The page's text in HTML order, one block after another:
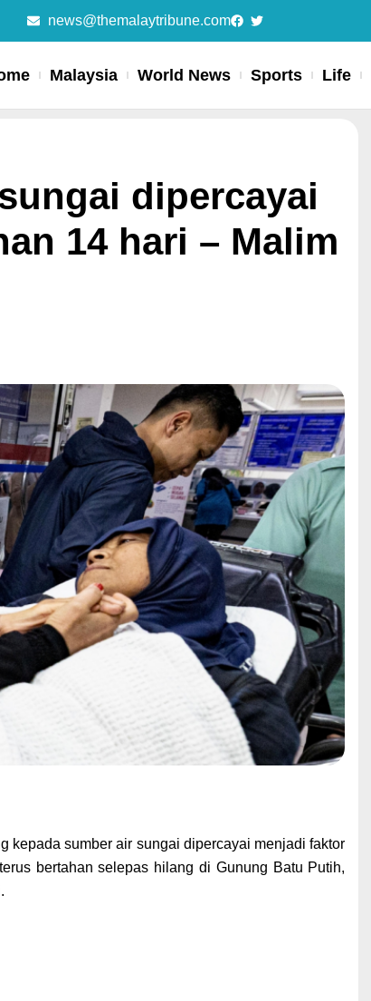
news@themalaytribune.com
Malaysia World News Sports Life
dipercayai
14 hari – Malim
kepada sumber air sungai dipercayai menjadi faktor
bertahan selepas hilang di Gunung Batu Putih,